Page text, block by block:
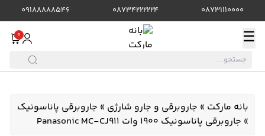
08731110000
08734222224
09188888546
☰
0
بانه مارکت » جاروبرقی و جارو شارژی » جاروبرقی پاناسونیک
» جاروبرقی پاناسونیک 1900 وات Panasonic MC-CJ911